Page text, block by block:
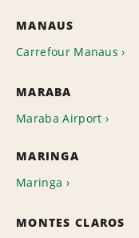
MANAUS
Carrefour Manaus
MARABA
Maraba Airport
MARINGA
Maringa
MONTES CLAROS